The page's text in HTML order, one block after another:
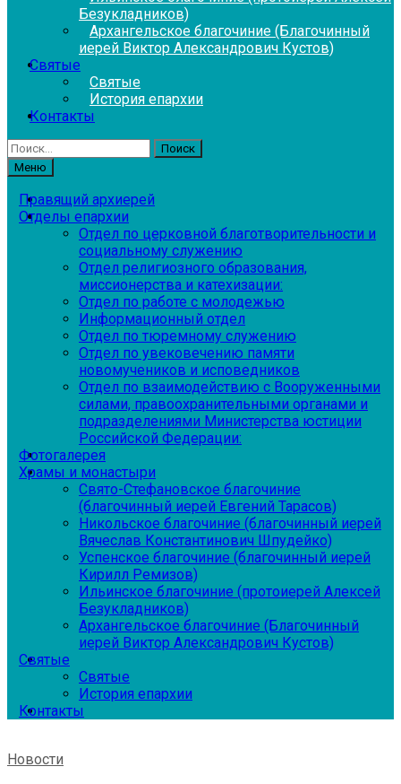
Безукладников)
Архангельское благочиние (Благочинный
иерей Виктор Александрович Кустов)
Святые
Святые
История епархии
Контакты
Найти:
Меню
Правящий архиерей
Отделы епархии
Отдел по церковной благотворительности и
социальному служению
Отдел религиозного образования,
миссионерства и катехизации:
Отдел по работе с молодежью
Информационный отдел
Отдел по тюремному служению
Отдел по увековечению памяти
новомучеников и исповедников
Отдел по взаимодействию с Вооруженными
силами, правоохранительными органами и
подразделениями Министерства юстиции
Российской Федерации:
Фотогалерея
Храмы и монастыри
Свято-Стефановское благочиние
(благочинный иерей Евгений Тарасов)
Никольское благочиние (благочинный иерей
Вячеслав Константинович Шпудейко)
Успенское благочиние (благочинный иерей
Кирилл Ремизов)
Ильинское благочиние (протоиерей Алексей
Безукладников)
Архангельское благочиние (Благочинный
иерей Виктор Александрович Кустов)
Святые
Святые
История епархии
Контакты
Новости